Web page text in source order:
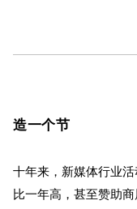
造一个节
十年来，新媒体行业
比一年高，甚至赞助